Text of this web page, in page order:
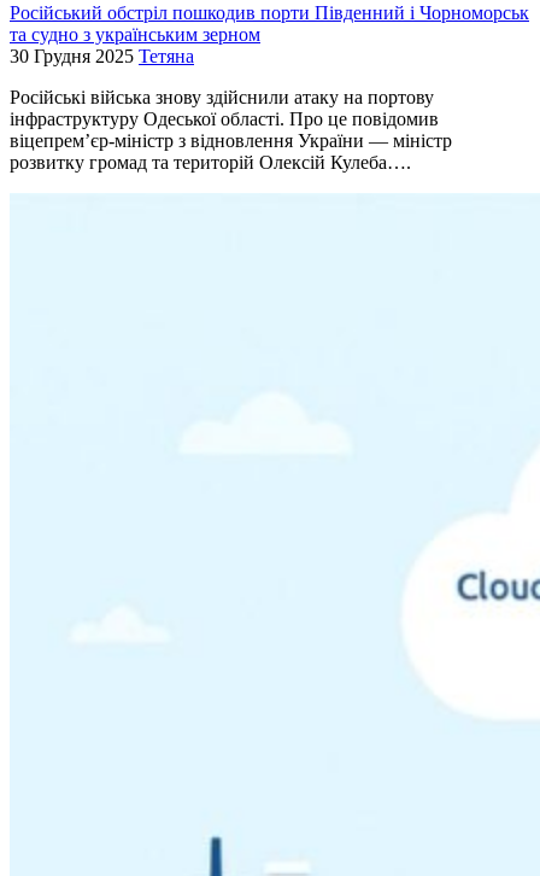
Російський обстріл пошкодив порти Південний і Чорноморськ
та судно з українським зерном
30 Грудня 2025 Тетяна
Російські війська знову здійснили атаку на портову
інфраструктуру Одеської області. Про це повідомив
віцепрем’єр-міністр з відновлення України — міністр
розвитку громад та територій Олексій Кулеба….